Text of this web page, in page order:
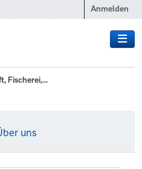
Anmelden
Fischerei,...
uns